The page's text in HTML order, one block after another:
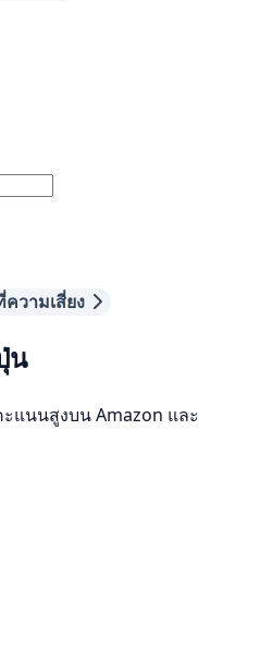
วามเสี่ยง
น
แนนสูงบน Amazon และ